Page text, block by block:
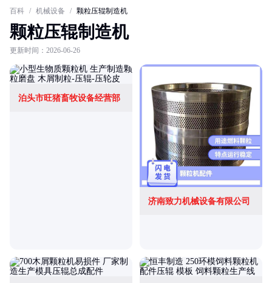
百科 / 机械设备 / 颗粒压辊制造机
颗粒压辊制造机
更新时间：2026-06-26
泊头市旺猪畜牧设备经营部
济南致力机械设备有限公司